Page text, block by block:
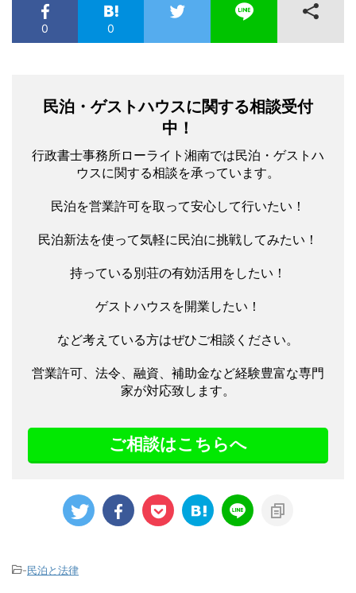
0 0
民泊・ゲストハウスに関する相談受付
中！
行政書士事務所ローライト湘南では民泊・ゲストハ
ウスに関する相談を承っています。
民泊を営業許可を取って安心して行いたい！
民泊新法を使って気軽に民泊に挑戦してみたい！
持っている別荘の有効活用をしたい！
ゲストハウスを開業したい！
など考えている方はぜひご相談ください。
営業許可、法令、融資、補助金など経験豊富な専門
家が対応致します。
ご相談はこちらへ
-民泊と法律